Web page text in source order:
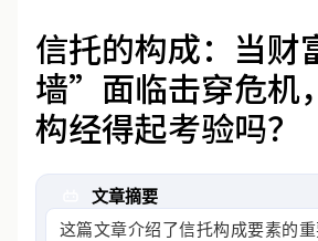
信托的构成：当
墙”面临击穿危机
构经得起考验吗？
文章摘要
这篇文章介绍了信托构成要素的